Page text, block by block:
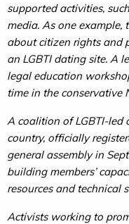
supported activities,
media. As one example,
about citizen rights and
an LGBTI dating site. A
legal education
time in the conservative
A coalition of LGBTI-
country, officially
general assembly in
building members’
resources and technical
Activists working to